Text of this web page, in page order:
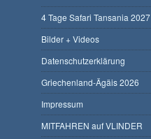
4 Tage Safari Tansania 2027
Bilder + Videos
Datenschutzerklärung
Griechenland-Ägäis 2026
Impressum
MITFAHREN auf VLINDER